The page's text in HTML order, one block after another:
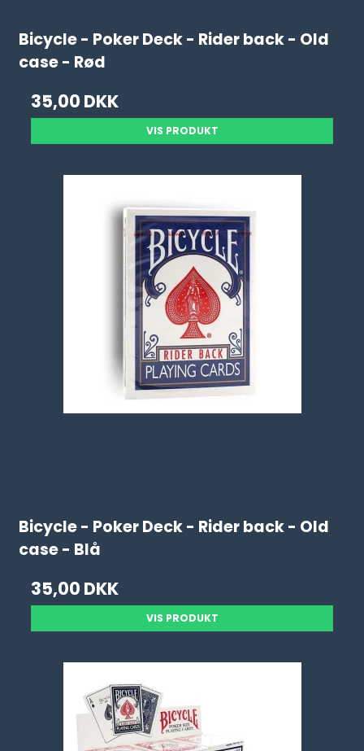
Bicycle - Poker Deck - Rider back - Old
case - Rød
35,00 DKK
VIS PRODUKT
Bicycle - Poker Deck - Rider back - Old
case - Blå
35,00 DKK
VIS PRODUKT